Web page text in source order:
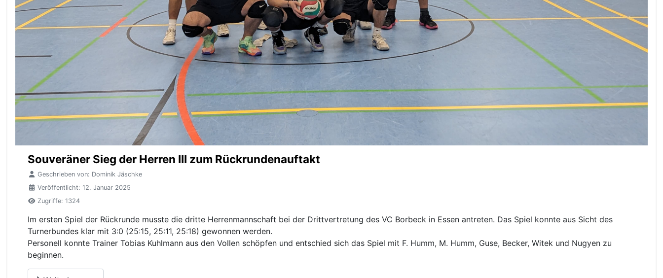
Souveräner Sieg der Herren III zum Rückrundenauftakt
Geschrieben von: Dominik Jäschke
Veröffentlicht: 12. Januar 2025
Zugriffe: 1324
Im ersten Spiel der Rückrunde musste die dritte Herrenmannschaft bei der Drittvertretung des VC Borbeck in Essen antreten. Das Spiel konnte aus Sicht des
Turnerbundes klar mit 3:0 (25:15, 25:11, 25:18) gewonnen werden.
Personell konnte Trainer Tobias Kuhlmann aus den Vollen schöpfen und entschied sich das Spiel mit F. Humm, M. Humm, Guse, Becker, Witek und Nugyen zu
beginnen.